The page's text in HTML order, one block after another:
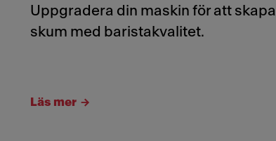
Uppgradera din maskin för att skapa
skum med baristakvalitet.
Läs mer